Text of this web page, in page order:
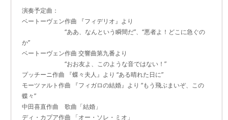
演奏予定曲：
ベートーヴェン作曲 『フィデリオ』より
“ああ、なんという瞬間だ”、“悪者よ！どこに急ぐの
か”
ベートーヴェン作曲 交響曲第九番より
“おお友よ、このような音ではない！”
プッチーニ作曲 『蝶々夫人』より “ある晴れた日に”
モーツァルト作曲 『フィガロの結婚』より “もう飛ぶまいぞ、この
蝶々”
中田喜直作曲 歌曲「結婚」
ディ・カプア作曲 「オー・ソレ・ミオ」